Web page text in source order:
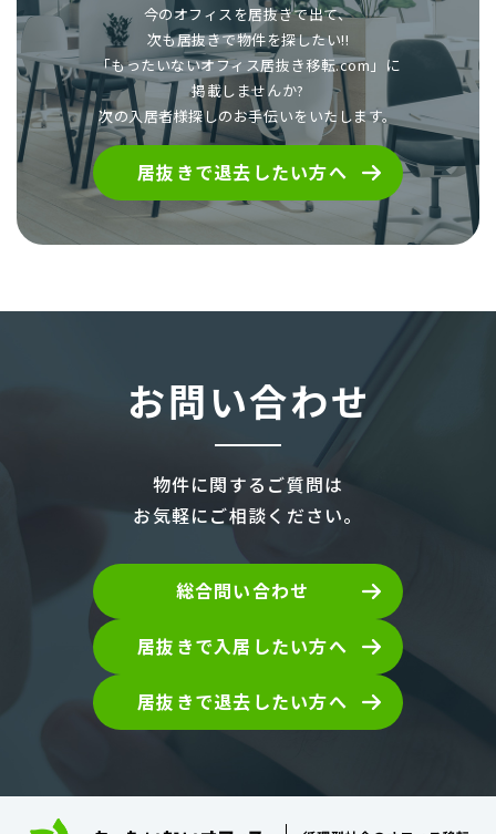
今のオフィスを居抜きで出て、
次も居抜きで物件を探したい!!
「もったいないオフィス居抜き移転.com」に
掲載しませんか?
次の入居者様探しのお手伝いをいたします。
居抜きで退去したい方へ
お問い合わせ
物件に関するご質問は
お気軽にご相談ください。
総合問い合わせ
居抜きで入居したい方へ
居抜きで退去したい方へ